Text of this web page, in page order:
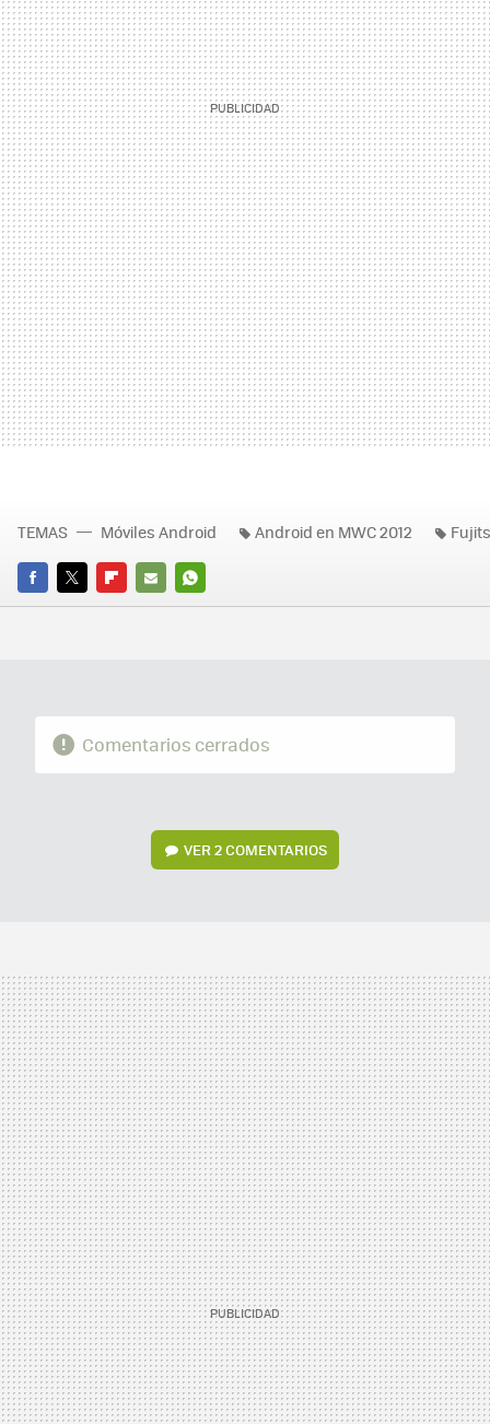
FACEBOOK
TWITTERFLIPBOARD
E-
WHATSAPP
TEMAS Móviles Android Android en MWC 2012
Comentarios cerrados
VER2 COMENTARIOS